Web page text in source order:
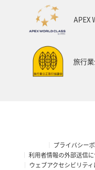
APEX
旅行
プライバシー
利用者情報の外部送信
ウェブアクセシビリテ